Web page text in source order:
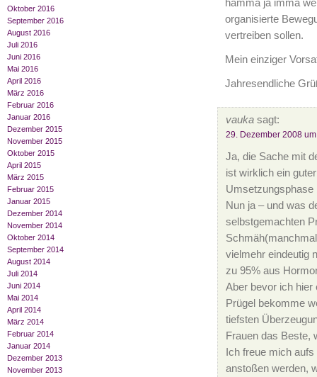
Oktober 2016
September 2016
August 2016
Juli 2016
Juni 2016
Mai 2016
April 2016
März 2016
Februar 2016
Januar 2016
Dezember 2015
November 2015
Oktober 2015
April 2015
März 2015
Februar 2015
Januar 2015
Dezember 2014
November 2014
Oktober 2014
September 2014
August 2014
Juli 2014
Juni 2014
Mai 2014
April 2014
März 2014
Februar 2014
Januar 2014
Dezember 2013
November 2013
hamma ja imma
organisierte
vertreiben sollen.
Mein einziger
Jahresendliche
vaukasagt:
29. Dezember 2008
Ja, die Sache mit
ist wirklich ein
Umsetzungsphase
Nun ja – und was
selbstgemachten
vielmehr eindeutig
zu 95% aus
Aber bevor ich hier
Prügel bekomme
tiefsten
Frauen das Beste,
Ich freue mich
anstoßen werden,